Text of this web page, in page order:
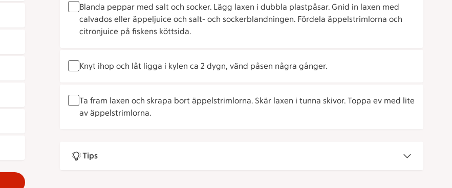
Blanda peppar med salt och socker. Lägg laxen i dubbla plastpåsar. Gnid in laxen med
calvados eller äppeljuice och salt- och sockerblandningen. Fördela äppelstrimlorna och
citronjuice på fiskens köttsida.
Knyt ihop och låt ligga i kylen ca 2 dygn, vänd påsen några gånger.
Ta fram laxen och skrapa bort äppelstrimlorna. Skär laxen i tunna skivor. Toppa ev med lite
av äppelstrimlorna.
Tips